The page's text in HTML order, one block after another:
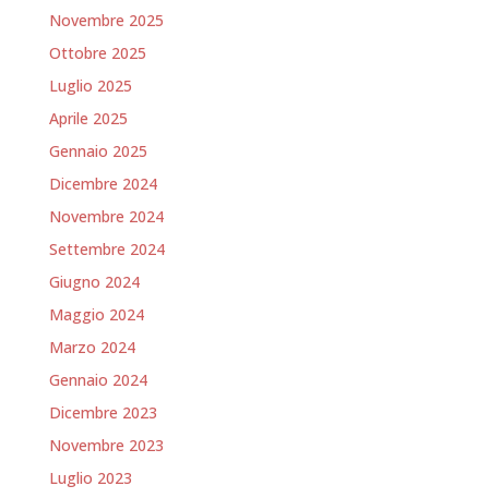
Novembre 2025
Ottobre 2025
Luglio 2025
Aprile 2025
Gennaio 2025
Dicembre 2024
Novembre 2024
Settembre 2024
Giugno 2024
Maggio 2024
Marzo 2024
Gennaio 2024
Dicembre 2023
Novembre 2023
Luglio 2023